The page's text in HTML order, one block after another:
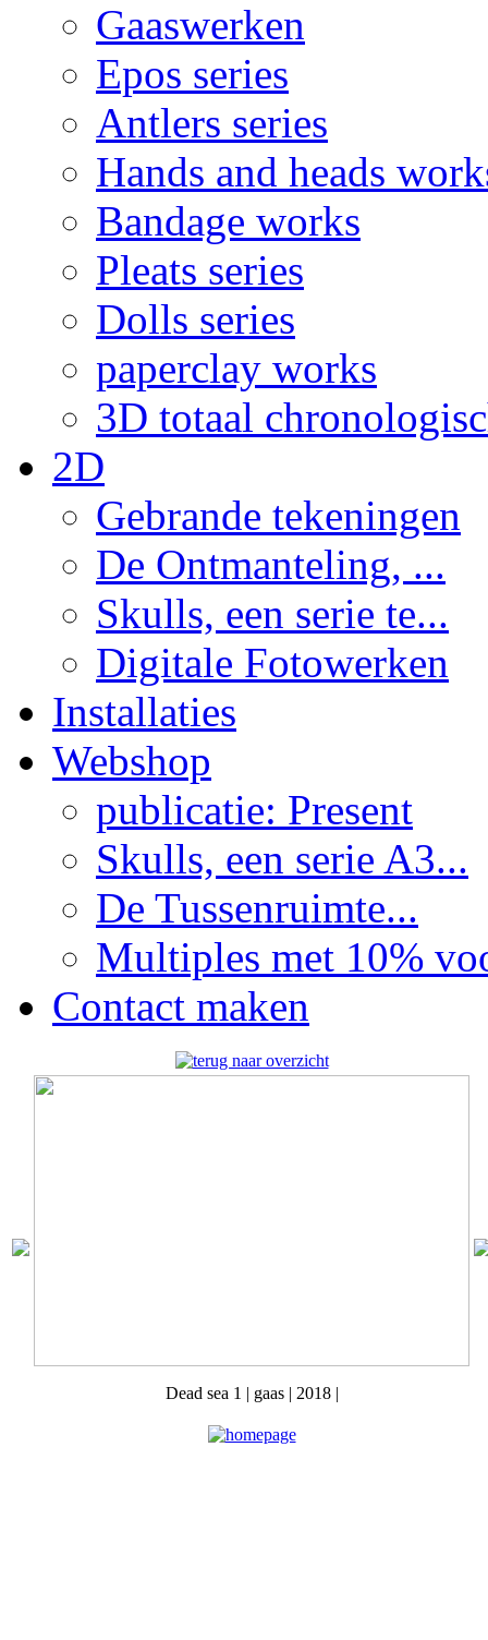
Gaaswerken
Epos series
Antlers series
Hands and heads
Bandage works
Pleats series
Dolls series
paperclay works
3D totaal
2D
Gebrande tekeningen
De Ontmanteling, ...
Skulls, een serie te...
Digitale Fotowerken
Installaties
Webshop
publicatie: Present
Skulls, een serie A3...
De Tussenruimte...
Multiples met 10%
Contact maken
Dead sea 1 | gaas | 2018 |